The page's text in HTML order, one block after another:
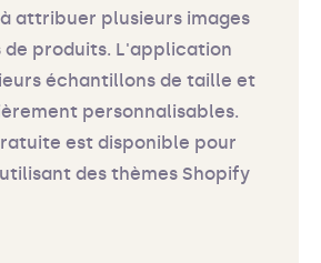
attribuer plusieurs images
de produits. L'application
échantillons de taille et
personnalisables.
est disponible pour
des thèmes Shopify